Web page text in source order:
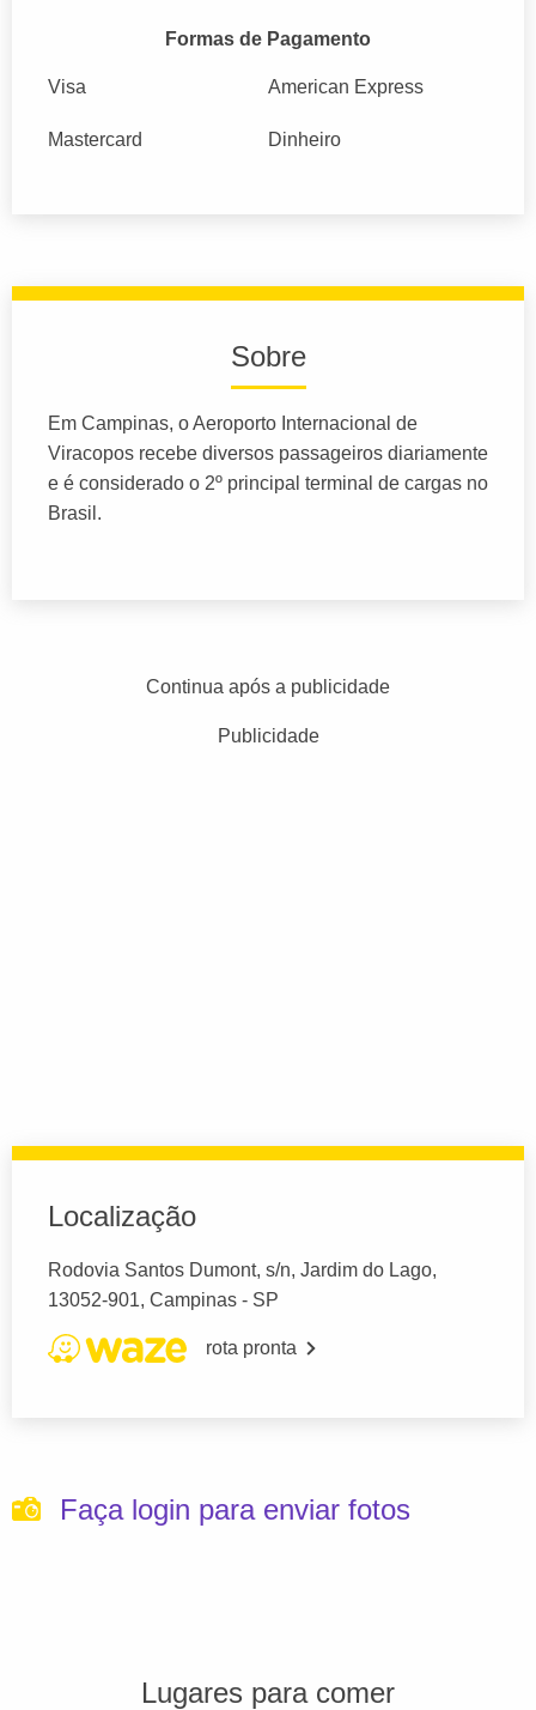
Formas de Pagamento
Visa American Express
Mastercard Dinheiro
Sobre
Em Campinas, o Aeroporto Internacional de
Viracopos recebe diversos passageiros diariamente
e é considerado o 2º principal terminal de cargas no
Brasil.
Continua após a publicidade
Publicidade
Localização
Rodovia Santos Dumont, s/n, Jardim do Lago,
13052-901, Campinas - SP
rota pronta
Faça login para enviar fotos
Lugares para comer